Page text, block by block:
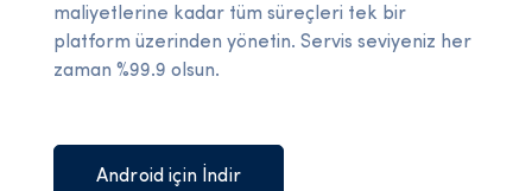
maliyetlerine kadar tüm süreçleri tek bir
platform üzerinden yönetin. Servis seviyeniz her
zaman %99.9 olsun.
Android için İndir